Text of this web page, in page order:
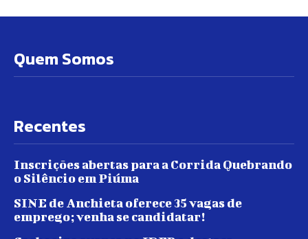
Quem Somos
Recentes
Inscrições abertas para a Corrida Quebrando
o Silêncio em Piúma
SINE de Anchieta oferece 35 vagas de
emprego; venha se candidatar!